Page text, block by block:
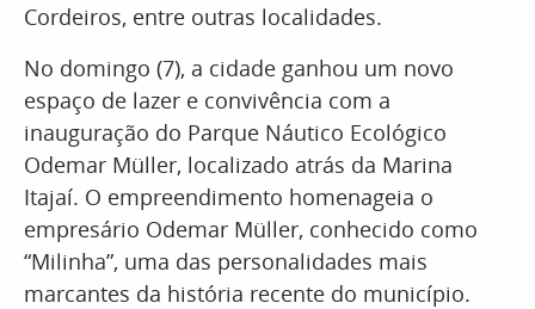
Cordeiros, entre outras localidades.
No domingo (7), a cidade ganhou um novo
espaço de lazer e convivência com a
inauguração do Parque Náutico Ecológico
Odemar Müller, localizado atrás da Marina
Itajaí. O empreendimento homenageia o
empresário Odemar Müller, conhecido como
“Milinha”, uma das personalidades mais
marcantes da história recente do município.